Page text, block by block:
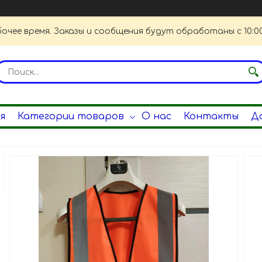
время. Заказы и сообщения будут обработаны с
Категории товаров О нас Контакты